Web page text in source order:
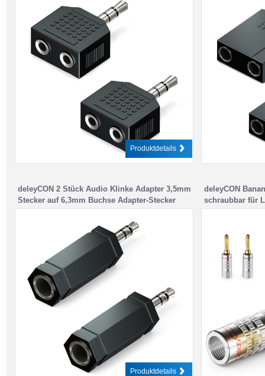
Produktdetails
deleyCON 2 Stück Audio Klinke Adapter 3,5mm
Stecker auf 6,3mm Buchse Adapter-Stecker
Receiver Heimkino Kopfhörer
Produktdetails
deleyCON
schraubbar für
– 4mm & z.B.